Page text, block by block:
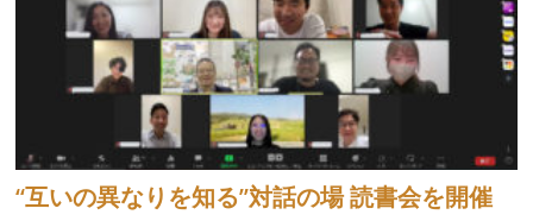
“互いの異なりを知る”対話の場 読書会を開催